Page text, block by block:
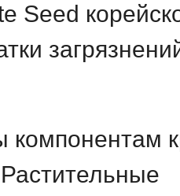
Seed
компонентам